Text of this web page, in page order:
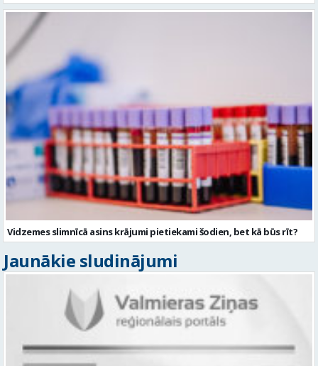
Vidzemes slimnīcā asins krājumi pietiekami šodien, bet kā būs rīt?
Jaunākie sludinājumi